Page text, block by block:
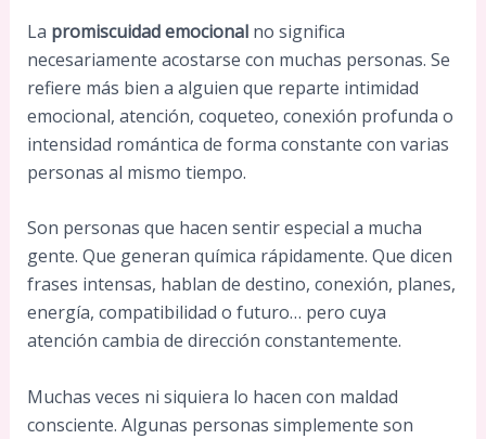
La promiscuidad emocionalno significa
necesariamente acostarse con muchas personas. Se
refiere más bien a alguien que reparte intimidad
emocional, atención, coqueteo, conexión profunda o
intensidad romántica de forma constante con varias
personas al mismo tiempo.
Son personas que hacen sentir especial a mucha
gente. Que generan química rápidamente. Que dicen
frases intensas, hablan de destino, conexión, planes,
energía, compatibilidad o futuro… pero cuya
atención cambia de dirección constantemente.
Muchas veces ni siquiera lo hacen con maldad
consciente. Algunas personas simplemente son